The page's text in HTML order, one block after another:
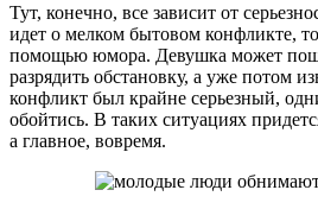
Тут, конечно, все зависит от
идет о мелком бытовом конфликте,
помощью юмора. Девушка может
разрядить обстановку, а уже потом
конфликт был крайне серьезный,
обойтись. В таких ситуациях
а главное, вовремя.